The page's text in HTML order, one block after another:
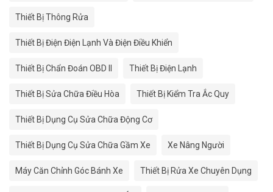
Thiết Bị Thông Rửa
Thiết Bị Điện Điện Lạnh Và Điện Điều Khiển
Thiết Bị Chẩn Đoán OBD II Thiết Bị Điện Lạnh
Thiết Bị Sửa Chữa Điều Hòa Thiết Bị Kiểm Tra Ắc Quy
Thiết Bị Dụng Cụ Sửa Chữa Động Cơ
Thiết Bị Dụng Cụ Sửa Chữa Gầm Xe Xe Nâng Người
Máy Căn Chỉnh Góc Bánh Xe Thiết Bị Rửa Xe Chuyên Dụng